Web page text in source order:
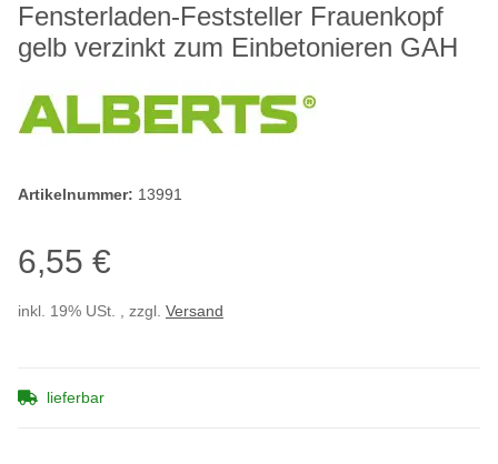
Fensterladen-Feststeller Frauenkopf
gelb verzinkt zum Einbetonieren GAH
Artikelnummer: 13991
6,55 €
inkl. 19% USt. , zzgl. Versand
lieferbar